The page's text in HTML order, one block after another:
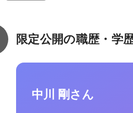
限定公開の職歴・学
中川 剛さん